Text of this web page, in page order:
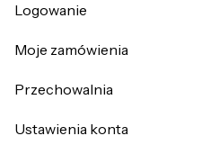
Logowanie
Moje zamówienia
Przechowalnia
Ustawienia konta